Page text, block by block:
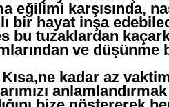
eğilimi karşısında,
bir hayat inşa
bu tuzaklardan
ve düşünme
kadar az